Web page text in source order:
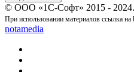
© ООО «1С-Софт» 2015 -
При использовании материалов ссылка на
notamedia